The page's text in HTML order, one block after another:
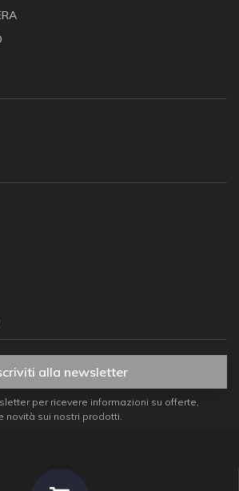
alla newsletter
per ricevere informazioni su offerte,
novità sui nostri prodotti.